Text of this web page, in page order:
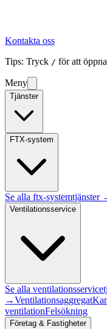
Kontakta oss
Tips: Tryck / för att
Meny
Tjänster
FTX-system
Se alla ftx-systemtjänster
Ventilationsservice
Se alla ventilationsservice
→Ventilationsaggregat
ventilationFelsökning
Företag & Fastigheter